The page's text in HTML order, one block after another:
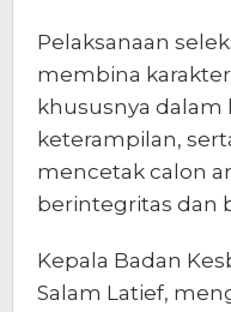
Pelaksanaan
membina
khususnya
keterampilan,
mencetak calon
berintegritas dan
Kepala Badan
Salam Latief,